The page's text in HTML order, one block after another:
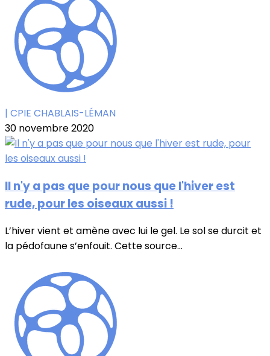
| CPIE CHABLAIS-LÉMAN
30 novembre 2020
Il n'y a pas que pour nous que l'hiver est
rude, pour les oiseaux aussi !
L’hiver vient et amène avec lui le gel. Le sol se durcit et
la pédofaune s’enfouit. Cette source...